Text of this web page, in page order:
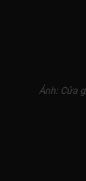
Ảnh: Cửa